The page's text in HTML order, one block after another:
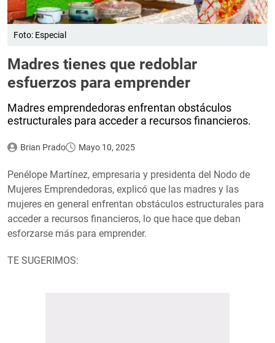
Foto: Especial
Madres tienes que redoblar
esfuerzos para emprender
Madres emprendedoras enfrentan obstáculos
estructurales para acceder a recursos financieros.
Brian Prado Mayo 10, 2025
Penélope Martínez, empresaria y presidenta del Nodo de
Mujeres Emprendedoras, explicó que las madres y las
mujeres en general enfrentan obstáculos estructurales para
acceder a recursos financieros, lo que hace que deban
esforzarse más para emprender.
TE SUGERIMOS: